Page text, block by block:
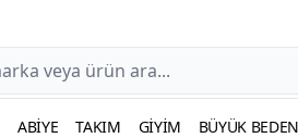
ABIYE TAKIM GIYIM BÜYÜK BEDEN